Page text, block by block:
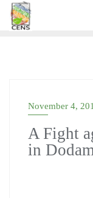
Skip
November 4,
A Fight
in